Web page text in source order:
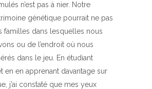
n’est pas à nier. Notre
génétique pourrait ne pas
familles dans lesquelles nous
ou de l’endroit où nous
dans le jeu. En étudiant
en en apprenant davantage sur
j’ai constaté que mes yeux